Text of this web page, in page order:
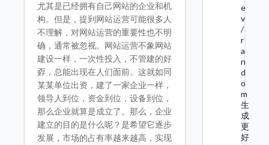
尤其是已经拥有自己网站的企业和机
构。但是，提到网站运营可能很多人
不理解，对网站运营的重要性也不明
确，通常被忽视。网站运营不象网站
建设一样，一次性投入，不管建的好
孬，总能出现在人们面前。这就如同
某某单位出资，建了一家企业一样，
领导人到位，资金到位，设备到位，
那么企业就算是成立了。那么，企业
建立的目的是什么呢？是希望它逐步
发展，市场的占有率越来越高，实现
e
v
/
r
a
n
d
o
m
生
成
更
好